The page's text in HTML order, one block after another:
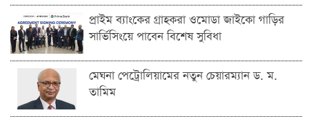
প্রাইম ব্যাংকের গ্রাহকরা ওমোডা জাইকো গাড়ির
সার্ভিসিংয়ে পাবেন বিশেষ সুবিধা
মেঘনা পেট্রোলিয়ামের নতুন চেয়ারম্যান ড. ম.
তামিম